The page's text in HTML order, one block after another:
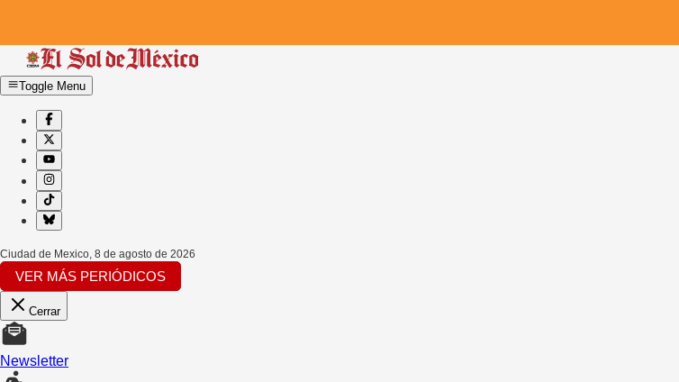
Toggle Menu
Ciudad de Mexico, 8 de agosto de 2026
VER MÁS PERIÓDICOS
Cerrar
Newsletter